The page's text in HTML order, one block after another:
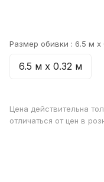
Размер обивки : 6.5 м х
6.5 м х 0.32 м
Цена действительна
отличаться от цен в